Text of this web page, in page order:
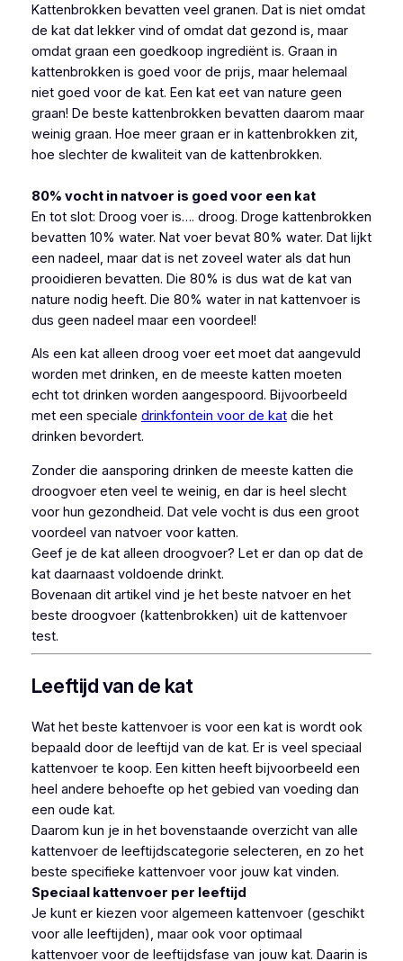
Kattenbrokken bevatten veel granen. Dat is niet omdat
de kat dat lekker vind of omdat dat gezond is, maar
omdat graan een goedkoop ingrediënt is. Graan in
kattenbrokken is goed voor de prijs, maar helemaal
niet goed voor de kat. Een kat eet van nature geen
graan! De beste kattenbrokken bevatten daarom maar
weinig graan. Hoe meer graan er in kattenbrokken zit,
hoe slechter de kwaliteit van de kattenbrokken.
80% vocht in natvoer is goed voor een kat
En tot slot: Droog voer is…. droog. Droge kattenbrokken
bevatten 10% water. Nat voer bevat 80% water. Dat lijkt
een nadeel, maar dat is net zoveel water als dat hun
prooidieren bevatten. Die 80% is dus wat de kat van
nature nodig heeft. Die 80% water in nat kattenvoer is
dus geen nadeel maar een voordeel!
Als een kat alleen droog voer eet moet dat aangevuld
worden met drinken, en de meeste katten moeten
echt tot drinken worden aangespoord. Bijvoorbeeld
met een speciale drinkfontein voor de katdie het
drinken bevordert.
Zonder die aansporing drinken de meeste katten die
droogvoer eten veel te weinig, en dar is heel slecht
voor hun gezondheid. Dat vele vocht is dus een groot
voordeel van natvoer voor katten.
Geef je de kat alleen droogvoer? Let er dan op dat de
kat daarnaast voldoende drinkt.
Bovenaan dit artikel vind je het beste natvoer en het
beste droogvoer (kattenbrokken) uit de kattenvoer
test.
Leeftijd van de kat
Wat het beste kattenvoer is voor een kat is wordt ook
bepaald door de leeftijd van de kat. Er is veel speciaal
kattenvoer te koop. Een kitten heeft bijvoorbeeld een
heel andere behoefte op het gebied van voeding dan
een oude kat.
Daarom kun je in het bovenstaande overzicht van alle
kattenvoer de leeftijdscategorie selecteren, en zo het
beste specifieke kattenvoer voor jouw kat vinden.
Speciaal kattenvoer per leeftijd
Je kunt er kiezen voor algemeen kattenvoer (geschikt
voor alle leeftijden), maar ook voor optimaal
kattenvoer voor de leeftijdsfase van jouw kat. Daarin is